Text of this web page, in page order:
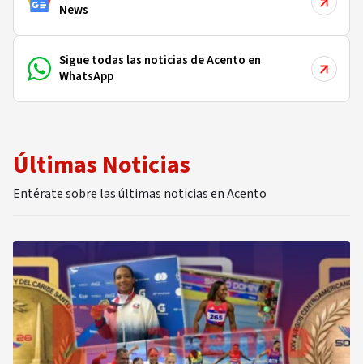
News
Sigue todas las noticias de Acento en
WhatsApp